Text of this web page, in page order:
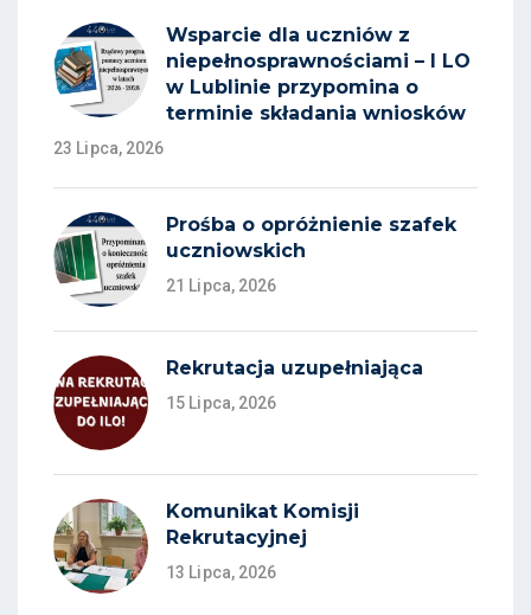
Wsparcie dla uczniów z
niepełnosprawnościami – I LO
w Lublinie przypomina o
terminie składania wniosków
23 Lipca, 2026
Prośba o opróżnienie szafek
uczniowskich
21 Lipca, 2026
Rekrutacja uzupełniająca
15 Lipca, 2026
Komunikat Komisji
Rekrutacyjnej
13 Lipca, 2026